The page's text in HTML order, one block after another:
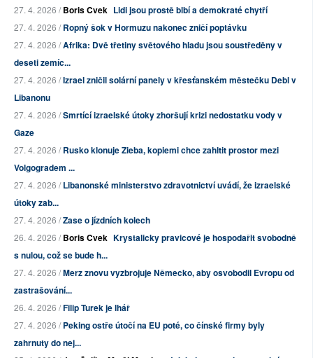
27. 4. 2026 /Boris Cvek Lidi jsou prostě blbí a demokraté chytří
27. 4. 2026 /Ropný šok v Hormuzu nakonec zničí poptávku
27. 4. 2026 /Afrika: Dvě třetiny světového hladu jsou soustředěny v
deseti zemíc...
27. 4. 2026 /Izrael zničil solární panely v křesťanském městečku Debl v
Libanonu
27. 4. 2026 /Smrtící izraelské útoky zhoršují krizi nedostatku vody v
Gaze
27. 4. 2026 /Rusko klonuje Zieba, kopiemi chce zahltit prostor mezi
Volgogradem ...
27. 4. 2026 /Libanonské ministerstvo zdravotnictví uvádí, že izraelské
útoky zab...
27. 4. 2026 /Zase o jízdních kolech
26. 4. 2026 /Boris Cvek Krystalicky pravicové je hospodařit svobodně
s nulou, což se bude h...
27. 4. 2026 /Merz znovu vyzbrojuje Německo, aby osvobodil Evropu od
zastrašování...
26. 4. 2026 /Filip Turek je lhář
27. 4. 2026 /Peking ostře útočí na EU poté, co čínské firmy byly
zahrnuty do nej...